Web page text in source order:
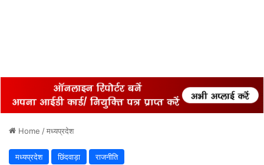
Home /मध्यप्रदेश
मध्यप्रदेश छिंदवाड़ा राजनीति